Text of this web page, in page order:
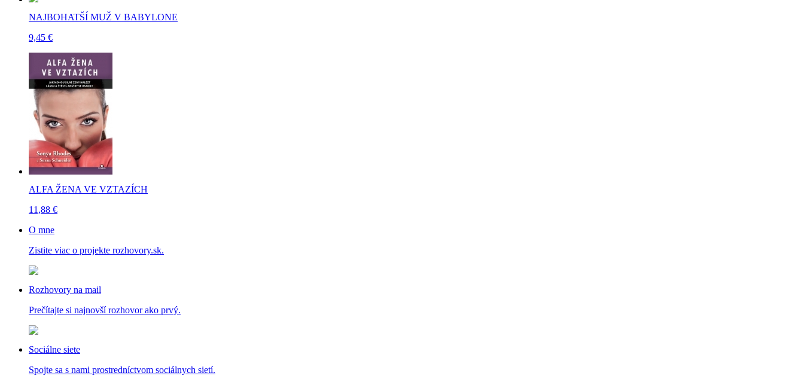
NAJBOHATŠÍ MUŽ V BABYLONE
9,45 €
ALFA ŽENA VE VZTAZÍCH
11,88 €
O mne
Zistite viac o projekte rozhovory.sk.
Rozhovory na mail
Prečítajte si najnovší rozhovor ako prvý.
Sociálne siete
Spojte sa s nami prostredníctvom sociálnych sietí.